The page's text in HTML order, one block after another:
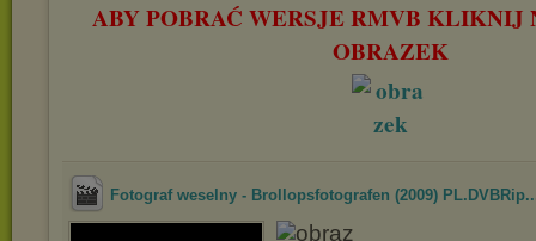
ABY POBRAĆ WERSJE RMVB KLIKNIJ
OBRAZEK
Fotograf weselny - Brollopsfotografen (2009)